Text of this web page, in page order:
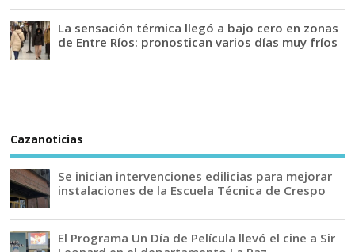
La sensación térmica llegó a bajo cero en zonas
de Entre Ríos: pronostican varios días muy fríos
Cazanoticias
Se inician intervenciones edilicias para mejorar
instalaciones de la Escuela Técnica de Crespo
El Programa Un Día de Película llevó el cine a Sir